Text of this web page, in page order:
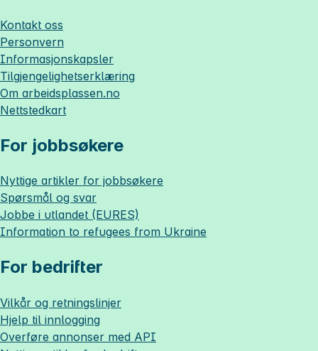
Kontakt oss
Personvern
Informasjonskapsler
Tilgjengelighetserklæring
Om arbeidsplassen.no
Nettstedkart
For jobbsøkere
Nyttige artikler for jobbsøkere
Spørsmål og svar
Jobbe i utlandet (EURES)
Information to refugees from Ukraine
For bedrifter
Vilkår og retningslinjer
Hjelp til innlogging
Overføre annonser med API